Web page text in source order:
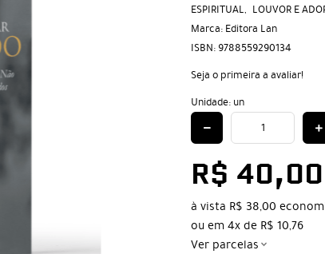
ESPIRITUAL LOUVOR E
Marca: Editora Lan
ISBN: 9788559290134
Seja o primeira a avaliar!
Unidade: un
R$ 40,00
à vista R$ 38,00
ou em4xde R$ 10,76
Ver parcelas